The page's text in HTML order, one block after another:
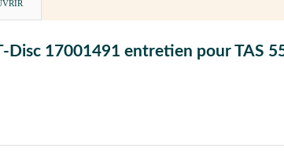
Disc 17001491 entretien pour TAS